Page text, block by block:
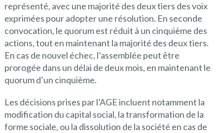
représenté, avec une majorité des deux tiers des voix
exprimées pour adopter une résolution. En seconde
convocation, le quorum est réduit à un cinquième des
actions, tout en maintenant la majorité des deux tiers.
En cas de nouvel échec, l’assemblée peut être
prorogée dans un délai de deux mois, en maintenant le
quorum d’un cinquième.
Les décisions prises par l’AGE incluent notamment la
modification du capital social, la transformation de la
forme sociale, ou la dissolution de la société en cas de